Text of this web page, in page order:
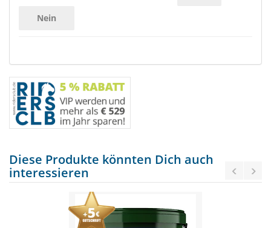
Nein
Diese Produkte könnten Dich auch
interessieren